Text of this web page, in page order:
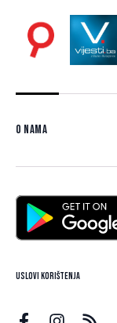
O nama
Uslovi korištenja